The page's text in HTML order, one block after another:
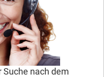
Suche nach dem